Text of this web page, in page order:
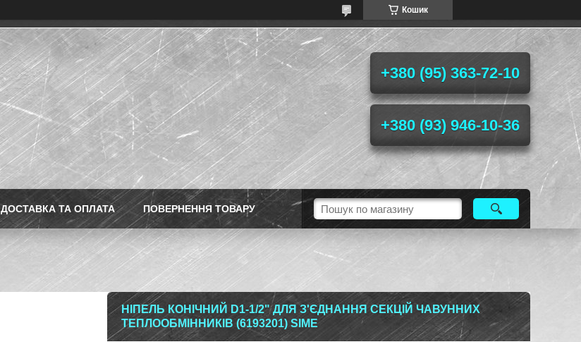
Кошик
+380 (95) 363-72-10
+380 (93) 946-10-36
ДОСТАВКА ТА ОПЛАТА ПОВЕРНЕННЯ ТОВАРУ
НІПЕЛЬ КОНІЧНИЙ D1-1/2" ДЛЯ З'ЄДНАННЯ СЕКЦІЙ ЧАВУННИХ
ТЕПЛООБМІННИКІВ (6193201) SIME